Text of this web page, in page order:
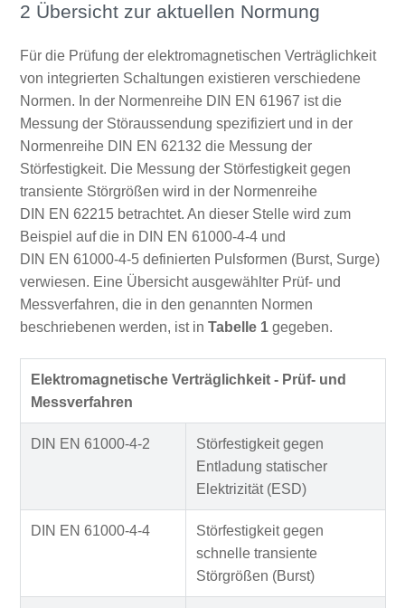
2 Übersicht zur aktuellen Normung
Für die Prüfung der elektromagnetischen Verträglichkeit
von integrierten Schaltungen existieren verschiedene
Normen. In der Normenreihe DIN EN 61967 ist die
Messung der Störaussendung spezifiziert und in der
Normenreihe DIN EN 62132 die Messung der
Störfestigkeit. Die Messung der Störfestigkeit gegen
transiente Störgrößen wird in der Normenreihe
DIN EN 62215 betrachtet. An dieser Stelle wird zum
Beispiel auf die in DIN EN 61000‑4‑4 und
DIN EN 61000‑4‑5 definierten Pulsformen (Burst, Surge)
verwiesen. Eine Übersicht ausgewählter Prüf- und
Messverfahren, die in den genannten Normen
beschriebenen werden, ist in Tabelle 1gegeben.
Elektromagnetische Verträglichkeit - Prüf- und
Messverfahren
DIN EN 61000-4-2
Störfestigkeit gegen
Entladung statischer
Elektrizität (ESD)
DIN EN 61000-4-4
Störfestigkeit gegen
schnelle transiente
Störgrößen (Burst)